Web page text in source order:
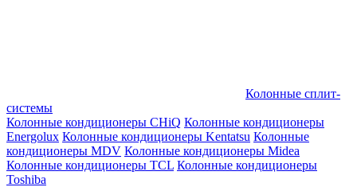
Колонные сплит-
системы
Колонные кондиционеры CHiQ Колонные кондиционеры
Energolux Колонные кондиционеры Kentatsu Колонные
кондиционеры MDV Колонные кондиционеры Midea
Колонные кондиционеры TCL Колонные кондиционеры
Toshiba